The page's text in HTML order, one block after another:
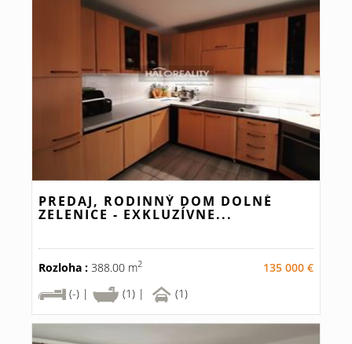
PREDAJ, RODINNÝ DOM DOLNÉ
ZELENICE - EXKLUZÍVNE...
Rozloha : 388.00 m2
135 000 €
(-) |
(1) | (1)